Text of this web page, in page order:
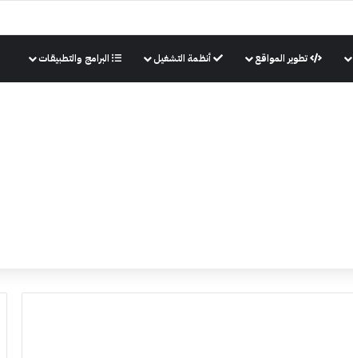
تطوير المواقع أنظمة التشغيل البرامج والتطبيقات